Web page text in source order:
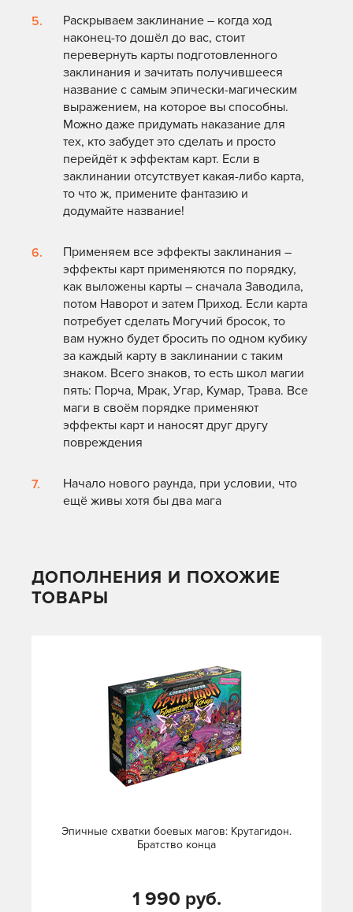
Раскрываем заклинание – когда ход
наконец-то дошёл до вас, стоит
перевернуть карты подготовленного
заклинания и зачитать получившееся
название с самым эпически-магическим
выражением, на которое вы способны.
Можно даже придумать наказание для
тех, кто забудет это сделать и просто
перейдёт к эффектам карт. Если в
заклинании отсутствует какая-либо карта,
то что ж, примените фантазию и
додумайте название!
Применяем все эффекты заклинания –
эффекты карт применяются по порядку,
как выложены карты – сначала Заводила,
потом Наворот и затем Приход. Если карта
потребует сделать Могучий бросок, то
вам нужно будет бросить по одном кубику
за каждый карту в заклинании с таким
знаком. Всего знаков, то есть школ магии
пять: Порча, Мрак, Угар, Кумар, Трава. Все
маги в своём порядке применяют
эффекты карт и наносят друг другу
повреждения
Начало нового раунда, при условии, что
ещё живы хотя бы два мага
ДОПОЛНЕНИЯ И ПОХОЖИЕ
ТОВАРЫ
Эпичные схватки боевых магов: Крутагидон.
Братство конца
1 990 руб.